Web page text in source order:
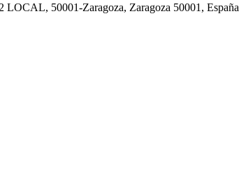
LOCAL, 50001-Zaragoza, Zaragoza 50001, España